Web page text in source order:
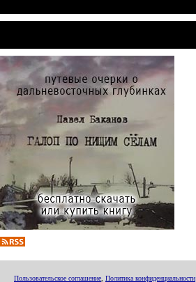
Пользовательское соглашение Политика конфиденциальности